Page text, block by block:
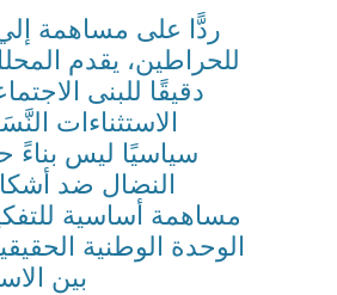
ردًّا على مساهمة
للحراطين، يقدم
دقيقًا للبنى
الاستثناءات
سياسيًا ليس
النضال ضد
مساهمة أساسية
الوحدة الوطنية
بين